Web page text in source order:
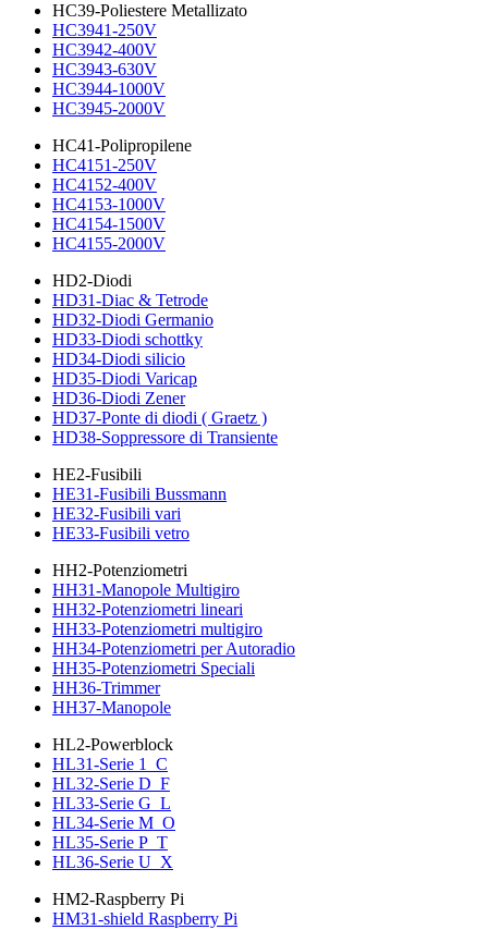
HC39-Poliestere Metallizato
HC3941-250V
HC3942-400V
HC3943-630V
HC3944-1000V
HC3945-2000V
HC41-Polipropilene
HC4151-250V
HC4152-400V
HC4153-1000V
HC4154-1500V
HC4155-2000V
HD2-Diodi
HD31-Diac & Tetrode
HD32-Diodi Germanio
HD33-Diodi schottky
HD34-Diodi silicio
HD35-Diodi Varicap
HD36-Diodi Zener
HD37-Ponte di diodi ( Graetz )
HD38-Soppressore di Transiente
HE2-Fusibili
HE31-Fusibili Bussmann
HE32-Fusibili vari
HE33-Fusibili vetro
HH2-Potenziometri
HH31-Manopole Multigiro
HH32-Potenziometri lineari
HH33-Potenziometri multigiro
HH34-Potenziometri per Autoradio
HH35-Potenziometri Speciali
HH36-Trimmer
HH37-Manopole
HL2-Powerblock
HL31-Serie 1_C
HL32-Serie D_F
HL33-Serie G_L
HL34-Serie M_O
HL35-Serie P_T
HL36-Serie U_X
HM2-Raspberry Pi
HM31-shield Raspberry Pi